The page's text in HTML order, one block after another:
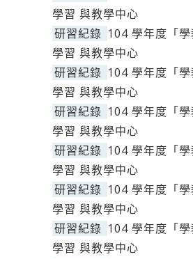
學習 與教學中心
研習紀錄 104 學年度「學
學習 與教學中心
研習紀錄 104 學年度「學
學習 與教學中心
研習紀錄 104 學年度「學
學習 與教學中心
研習紀錄 104 學年度「學
學習 與教學中心
研習紀錄 104 學年度「學
學習 與教學中心
研習紀錄 104 學年度「學
學習 與教學中心